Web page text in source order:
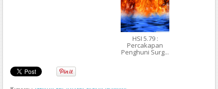
HSI 5.79 :
Percakapan
Penghuni Surg...